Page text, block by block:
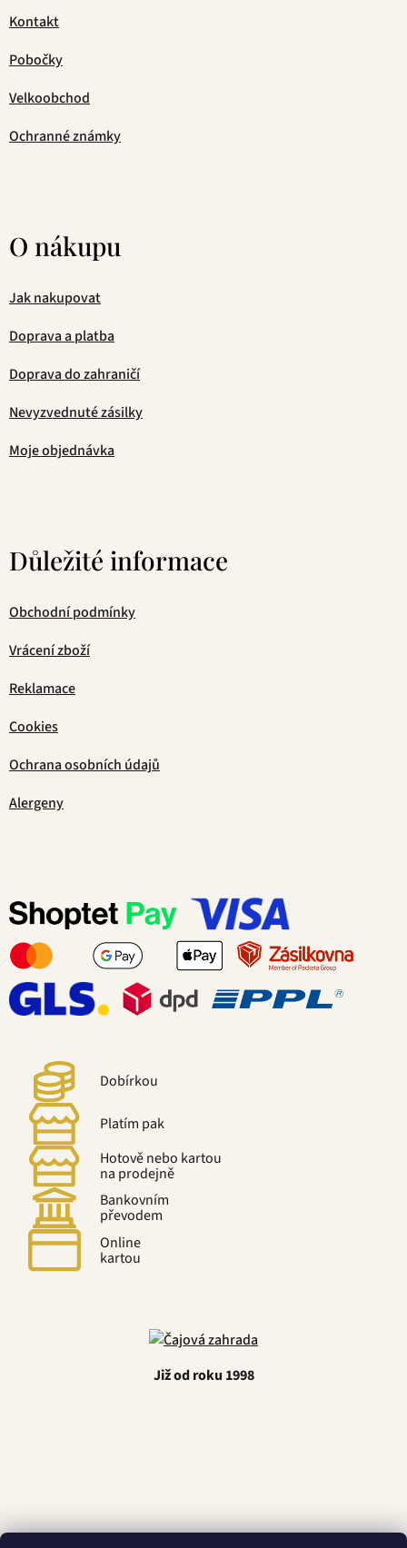
Kontakt
Pobočky
Velkoobchod
Ochranné známky
O nákupu
Jak nakupovat
Doprava a platba
Doprava do zahraničí
Nevyzvednuté zásilky
Moje objednávka
Důležité informace
Obchodní podmínky
Vrácení zboží
Reklamace
Cookies
Ochrana osobních údajů
Alergeny
Dobírkou
Platím pak
Hotově nebo kartou
na prodejně
Bankovním
převodem
Online
kartou
Již od roku 1998